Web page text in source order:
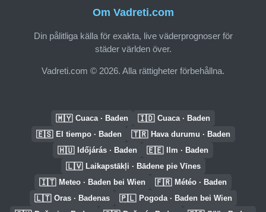
Om Vadreti.com
Din pålitliga källa för exakta, live väderprognoser för
städer världen över.
Vadreti.com © 2026. Alla rättigheter förbehållna.
🇲🇾 Cuaca · Baden 🇮🇩 Cuaca · Baden
🇪🇸 El tiempo · Baden 🇹🇷 Hava durumu · Baden
🇭🇺 Időjárás · Baden 🇪🇪 Ilm · Baden
🇱🇻 Laikapstākļi · Bādene pie Vīnes
🇮🇹 Meteo · Baden bei Wien 🇫🇷 Météo · Baden
🇱🇹 Oras · Badenas 🇵🇱 Pogoda · Baden bei Wien